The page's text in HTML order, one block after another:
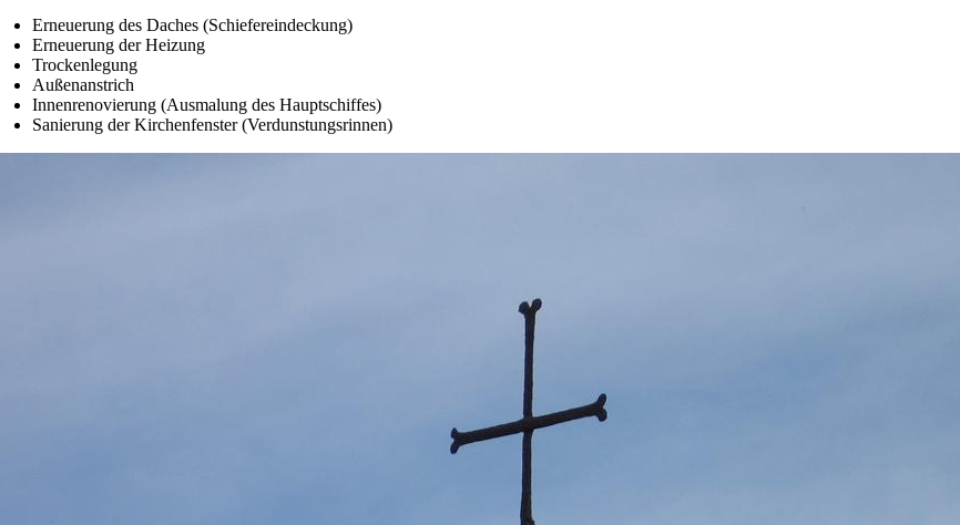
Erneuerung des Daches (Schiefereindeckung)
Erneuerung der Heizung
Trockenlegung
Außenanstrich
Innenrenovierung (Ausmalung des Hauptschiffes)
Sanierung der Kirchenfenster (Verdunstungsrinnen)